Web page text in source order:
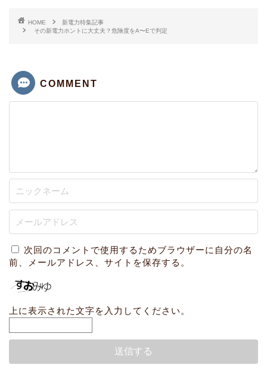
HOME
新電力特集記事
その新電力ホントに大丈夫？危険度をA〜Eで判定
COMMENT
次回のコメントで使用するためブラウザーに自分の名
前、メールアドレス、サイトを保存する。
上に表示された文字を入力してください。